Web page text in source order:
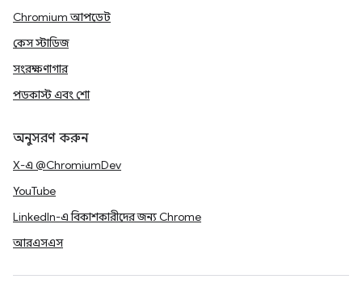
Chromium আপডেট
কেস স্টাডিজ
সংরক্ষণাগার
পডকাস্ট এবং শো
অনুসরণ করুন
X-এ @ChromiumDev
YouTube
LinkedIn-এ বিকাশকারীদের জন্য Chrome
আরএসএস